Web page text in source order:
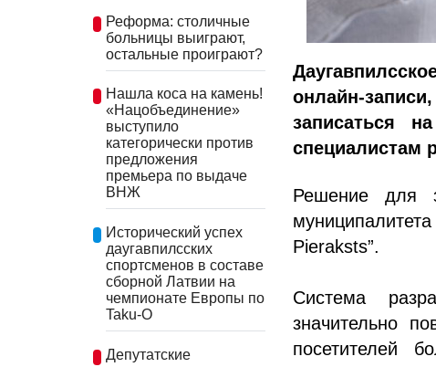
Реформа: столичные
больницы выиграют,
остальные проиграют?
Нашла коса на камень!
«Нацобъединение»
выступило
категорически против
предложения
премьера по выдаче
ВНЖ
Исторический успех
даугавпилсских
спортсменов в составе
сборной Латвии на
чемпионате Европы по
Taku-O
Депутатские
онлайн-
записаться
специалистам
Решение для
Pieraksts”.
Система
значительно
посетителей